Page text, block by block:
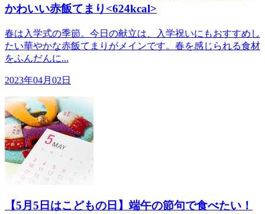
かわいい赤飯てまり<624kcal>
春は入学式の季節。今日の献立は、入学祝いにもおすすめし
たい華やかな赤飯てまりがメインです。春を感じられる食材
をふんだんに...
2023年04月02日
【5月5日はこどもの日】端午の節句で食べたい！